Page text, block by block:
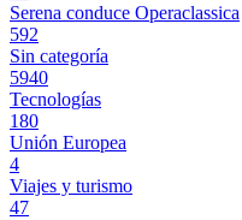
Serena conduce Operaclassica
592
Sin categoría
5940
Tecnologías
180
Unión Europea
4
Viajes y turismo
47